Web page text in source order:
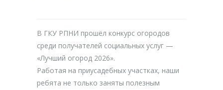
В ГКУ РПНИ прошёл конкурс огородов
среди получателей социальных услуг —
«Лучший огород 2026».
Работая на приусадебных участках, наши
ребята не только заняты полезным